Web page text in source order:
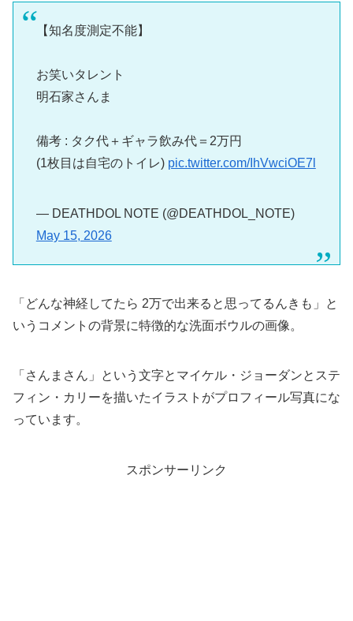
【知名度測定不能】
お笑いタレント
明石家さんま
備考 : タク代＋ギャラ飲み代＝2万円
(1枚目は自宅のトイレ) pic.twitter.com/IhVwciOE7l
— DEATHDOL NOTE (@DEATHDOL_NOTE)
May 15, 2026
「どんな神経してたら 2万で出来ると思ってるんきも」と
いうコメントの背景に特徴的な洗面ボウルの画像。
「さんまさん」という文字とマイケル・ジョーダンとステ
フィン・カリーを描いたイラストがプロフィール写真にな
っています。
スポンサーリンク